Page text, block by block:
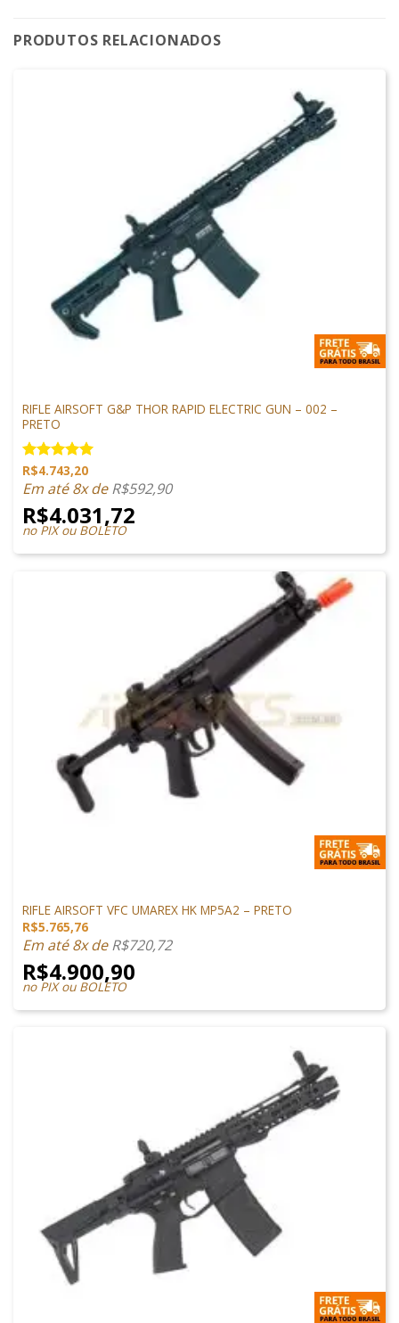
PRODUTOS RELACIONADOS
RIFLE AIRSOFT G&P THOR RAPID ELECTRIC GUN – 002 –
PRETO
Avaliação
5.00 de 5
R$4.743,20
Em até 8x deR$592,90
R$4.031,72
no PIX ou BOLETO
RIFLE AIRSOFT VFC UMAREX HK MP5A2 – PRETO
R$5.765,76
Em até 8x deR$720,72
R$4.900,90
no PIX ou BOLETO